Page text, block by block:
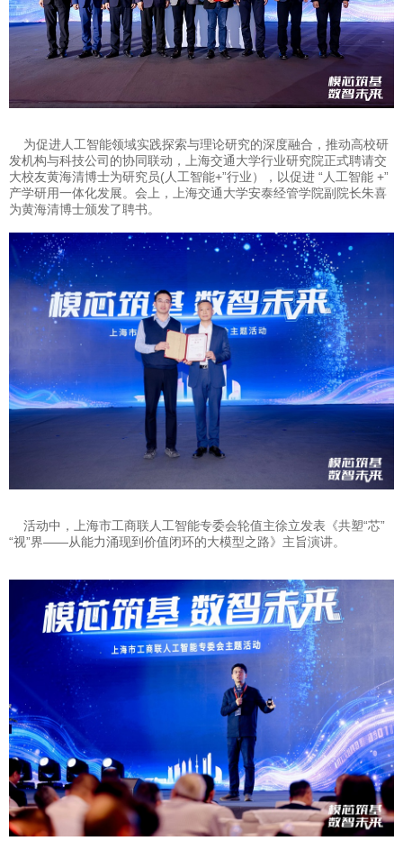
为促进人工智能领域实践探索与理论研究的深度融合，推动高校研
发机构与科技公司的协同联动，上海交通大学行业研究院正式聘请交
大校友黄海清博士为研究员(人工智能+”行业），以促进 “人工智能 +”
产学研用一体化发展。会上，上海交通大学安泰经管学院副院长朱喜
为黄海清博士颁发了聘书。
活动中，上海市工商联人工智能专委会轮值主徐立发表《共塑“芯”
“视”界——从能力涌现到价值闭环的大模型之路》主旨演讲。